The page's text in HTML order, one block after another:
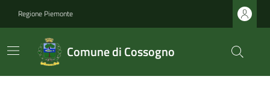
Regione Piemonte
Comune di Cossogno